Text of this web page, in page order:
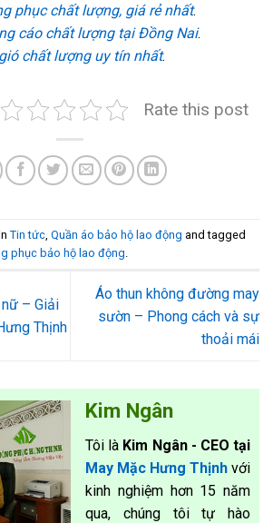
phục chất lượng, giá rẻ nhất.
cáo chất lượng tại Đồng Nai.
chất lượng uy tín nhất.
Rate this post
Tin tức Quần áo bảo hộ lao động and tagged
phục bảo hộ lao động
– Giải
Thịnh
Áo thun không đường may
sườn – Phong cách và sự
thoải mái
Kim Ngân
Tôi là Kim Ngân - CEO tại
May Mặc Hưng Thịnh với
kinh nghiệm hơn 15 năm
qua, chúng tôi tự hào